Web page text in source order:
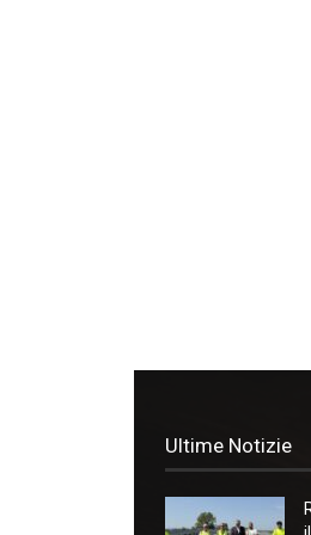
Ultime Notizie